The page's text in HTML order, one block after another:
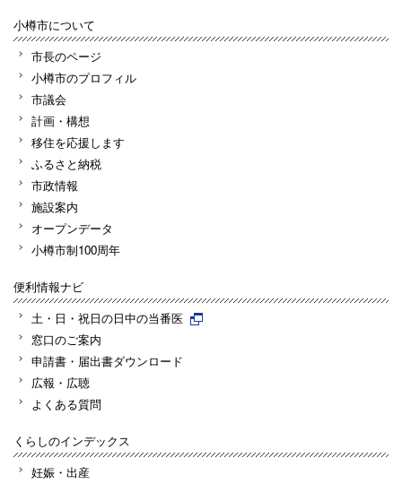
小樽市について
市長のページ
小樽市のプロフィル
市議会
計画・構想
移住を応援します
ふるさと納税
市政情報
施設案内
オープンデータ
小樽市制100周年
便利情報ナビ
土・日・祝日の日中の当番医
窓口のご案内
申請書・届出書ダウンロード
広報・広聴
よくある質問
くらしのインデックス
妊娠・出産